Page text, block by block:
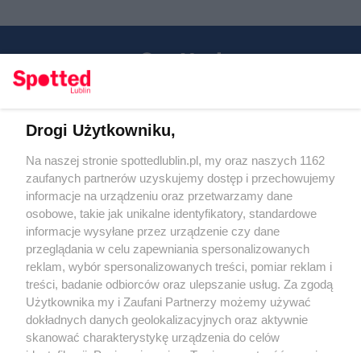
KATEGORIE
OGŁOSZENIA
WYDARZENIA
Regulamin
Polityka prywatności
RODO
Warunki korzystania z treści
Drogi Użytkowniku,
Na naszej stronie spottedlublin.pl, my oraz naszych 1162
zaufanych partnerów uzyskujemy dostęp i przechowujemy
informacje na urządzeniu oraz przetwarzamy dane
osobowe, takie jak unikalne identyfikatory, standardowe
informacje wysyłane przez urządzenie czy dane
przeglądania w celu zapewniania spersonalizowanych
reklam, wybór spersonalizowanych treści, pomiar reklam i
treści, badanie odbiorców oraz ulepszanie usług. Za zgodą
Użytkownika my i Zaufani Partnerzy możemy używać
dokładnych danych geolokalizacyjnych oraz aktywnie
skanować charakterystykę urządzenia do celów